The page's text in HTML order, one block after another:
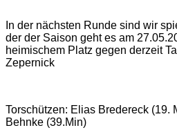
In der nächsten Runde sind wir
der der Saison geht es am
heimischem Platz gegen derzeit
Zepernick
Torschützen: Elias Bredereck (19.
Behnke (39.Min)